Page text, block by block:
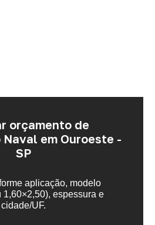
orçamento de
Naval em Ouroeste -
SP
aplicação, modelo
1,60×2,50), espessura e
cidade/UF.